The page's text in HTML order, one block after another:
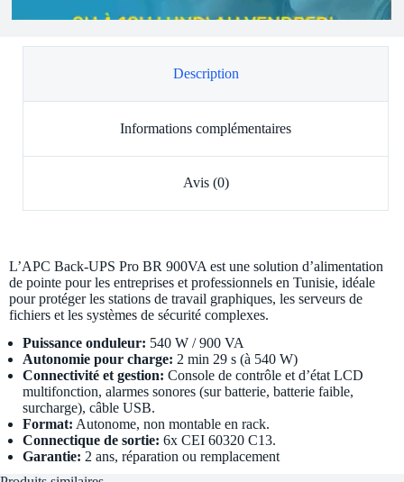
Description
Informations complémentaires
Avis (0)
L’APC Back-UPS Pro BR 900VA est une solution d’alimentation
de pointe pour les entreprises et professionnels en Tunisie, idéale
pour protéger les stations de travail graphiques, les serveurs de
fichiers et les systèmes de sécurité complexes.
Puissance onduleur: 540 W / 900 VA
Autonomie pour charge: 2 min 29 s (à 540 W)
Connectivité et gestion: Console de contrôle et d’état LCD
multifonction, alarmes sonores (sur batterie, batterie faible,
surcharge), câble USB.
Format: Autonome, non montable en rack.
Connectique de sortie: 6x CEI 60320 C13.
Garantie: 2 ans, réparation ou remplacement